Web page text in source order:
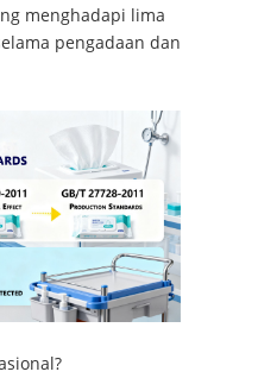
menghadapi lima
pengadaan dan